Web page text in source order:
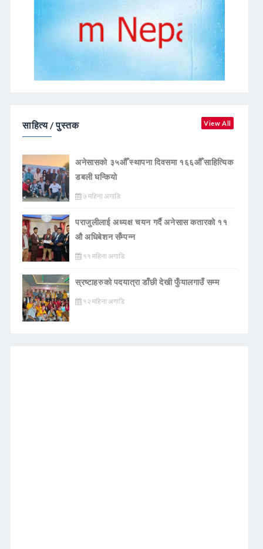
साहित्य / पुस्तक View All
अनेसासको ३५औँ स्थापना दिवसमा १६६औँ साहित्यिक
डबली घन्कियाे
७ महिना अगाडि
पराजुलीलाई अध्यक्ष चयन गर्दै अनेसास कतारको ११
औ अधिबेशन सँम्पन्न
११ महिना अगाडि
स्रष्टाहरुको पदयात्रा डाँछी देखी फुँयालगाउँ सम्म
१२ महिना अगाडि